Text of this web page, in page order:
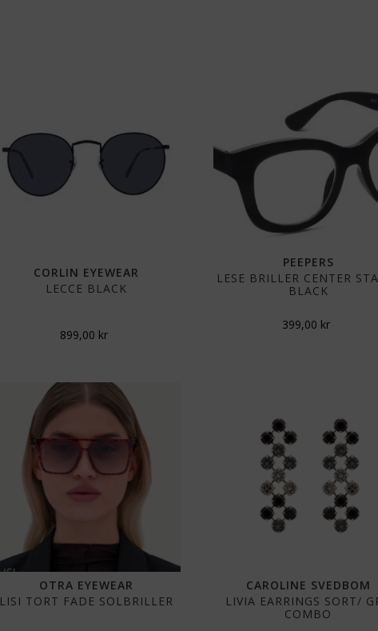
CORLIN EYEWEAR
LECCE BLACK
899,00 kr
PEEPERS
LESE BRILLER CENTER
BLACK
399,00 kr
OTRA EYEWEAR
LISI TORT FADE SOLBRILLER
CAROLINE SVEDBOM
LIVIA EARRINGS SORT/
COMBO